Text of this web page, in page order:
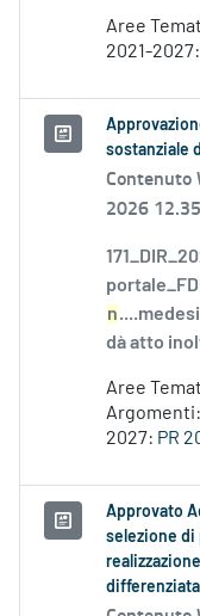
Aree
2021-2027:
sostanziale
Contenuto
2026 12.35
n
dà atto
Aree
Argomenti:
2027: PR
Approvato
selezione di